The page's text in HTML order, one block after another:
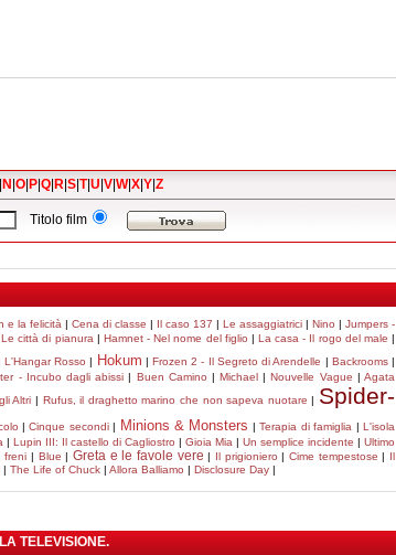
N O P Q R S T|U V W|X Y Z
Titolo film
e la felicità | Cena di classe | Il caso 137 | Le assaggiatrici | Nino | Jumpers -
Le città di pianura | Hamnet - Nel nome del figlio |La casa - Il rogo del male |
L'Hangar Rosso | Hokum |Frozen 2 - Il Segreto di Arendelle | Backrooms|
- Incubo dagli abissi | Buen Camino |Michael |Nouvelle Vague |Agata
Altri | Rufus, il draghetto marino che non sapeva nuotare | Spider-
|Cinque secondi| Minions & Monsters |Terapia di famiglia |L'isola
| Lupin III: Il castello di Cagliostro | Gioia Mia | Un semplice incidente | Ultimo
freni | Blue | Greta e le favole vere | Il prigioniero | Cime tempestose | Il
| The Life of Chuck | Allora Balliamo | Disclosure Day |
TELEVISIONE.